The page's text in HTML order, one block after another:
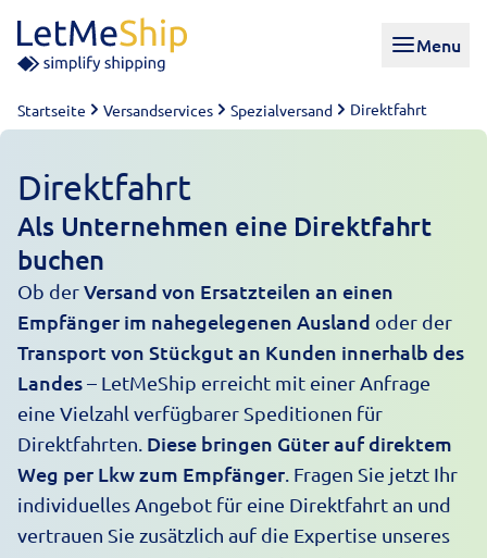
Menu
Startseite Versandservices Spezialversand Direktfahrt
Direktfahrt
Als Unternehmen eine Direktfahrt
buchen
Ob derVersand von Ersatzteilen an einen
Empfänger im nahegelegenen Ausland oder der
Transport von Stückgut an Kunden innerhalb des
Landes– LetMeShip erreicht mit einer Anfrage
eine Vielzahl verfügbarer Speditionen für
Direktfahrten. Diese bringen Güter auf direktem
Weg per Lkw zum Empfänger . Fragen Sie jetzt Ihr
individuelles Angebot für eine Direktfahrt an und
vertrauen Sie zusätzlich auf die Expertise unseres